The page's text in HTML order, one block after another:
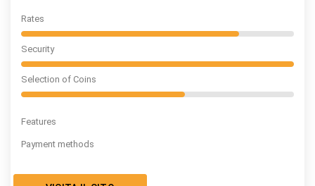
Rates
Security
Selection of Coins
Features
Payment methods